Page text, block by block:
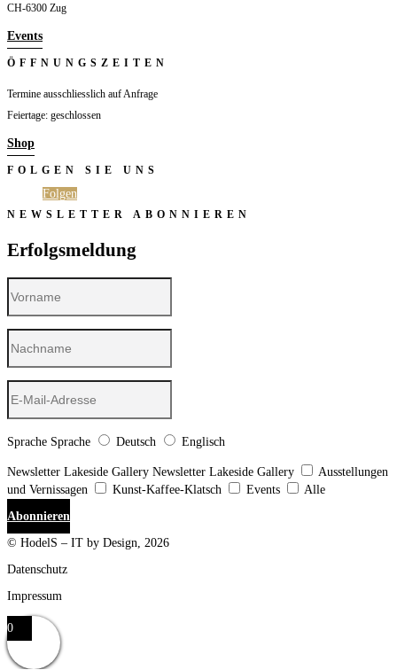
CH-6300 Zug
Events
ÖFFNUNGSZEITEN
Termine ausschliesslich auf Anfrage
Feiertage: geschlossen
Shop
FOLGEN SIE UNS
Folgen
NEWSLETTER ABONNIEREN
Erfolgsmeldung
Sprache Sprache Deutsch Englisch
Newsletter Lakeside Gallery Newsletter Lakeside Gallery
Ausstellungen
und Vernissagen
Kunst-Kaffee-Klatsch Events
Alle
Abonnieren
© HodelS – IT by Design, 2026
Datenschutz
Impressum
0